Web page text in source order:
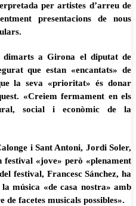
per artistes d’arreu de
presentacions de nous
dimarts a Girona el diputat de
que estan «encantats» de
la seva «prioritat» és donar
«Creiem fermament en els
social i econòmic de la
i Sant Antoni, Jordi Soler,
festival «jove» però «plenament
festival, Francesc Sánchez, ha
música «de casa nostra» amb
facetes musicals possibles».